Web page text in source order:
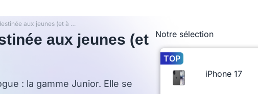
Archos présente une gamme destinée aux jeunes (et à leurs parents)
aux jeunes (et
: la gamme Junior. Elle se
Notre sélection
TOP
iPhone 17